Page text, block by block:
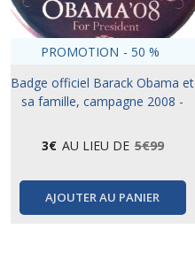
PROMOTION - 50 %
Badge officiel Barack Obama et
sa famille, campagne 2008 -
3€ AU LIEU DE 5€99
AJOUTER AU PANIER